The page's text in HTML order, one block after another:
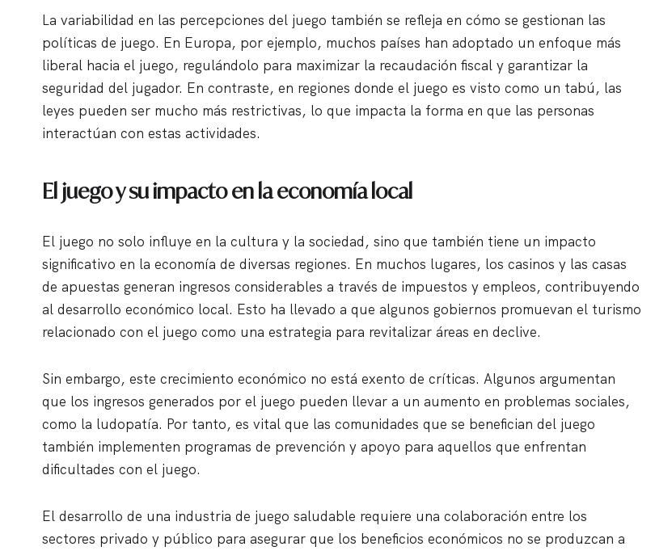
La variabilidad en las percepciones del juego también se refleja en cómo se gestionan las
políticas de juego. En Europa, por ejemplo, muchos países han adoptado un enfoque más
liberal hacia el juego, regulándolo para maximizar la recaudación fiscal y garantizar la
seguridad del jugador. En contraste, en regiones donde el juego es visto como un tabú, las
leyes pueden ser mucho más restrictivas, lo que impacta la forma en que las personas
interactúan con estas actividades.
El juego y su impacto en la economía local
El juego no solo influye en la cultura y la sociedad, sino que también tiene un impacto
significativo en la economía de diversas regiones. En muchos lugares, los casinos y las casas
de apuestas generan ingresos considerables a través de impuestos y empleos, contribuyendo
al desarrollo económico local. Esto ha llevado a que algunos gobiernos promuevan el turismo
relacionado con el juego como una estrategia para revitalizar áreas en declive.
Sin embargo, este crecimiento económico no está exento de críticas. Algunos argumentan
que los ingresos generados por el juego pueden llevar a un aumento en problemas sociales,
como la ludopatía. Por tanto, es vital que las comunidades que se benefician del juego
también implementen programas de prevención y apoyo para aquellos que enfrentan
dificultades con el juego.
El desarrollo de una industria de juego saludable requiere una colaboración entre los
sectores privado y público para asegurar que los beneficios económicos no se produzcan a